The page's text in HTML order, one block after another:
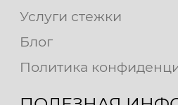
Услуги стежки
Блог
Политика